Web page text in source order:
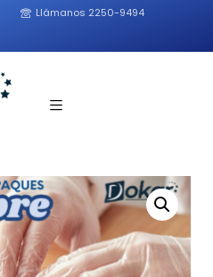
Llámanos 2250-9494